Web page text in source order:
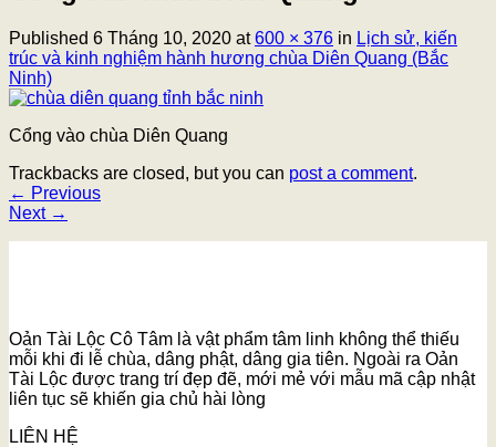
Published 6 Tháng 10, 2020 at600 × 376 in Lịch sử, kiến
trúc và kinh nghiệm hành hương chùa Diên Quang (Bắc
Ninh)
Cổng vào chùa Diên Quang
Trackbacks are closed, but you can post a comment.
← Previous
Next →
Oản Tài Lộc Cô Tâm là vật phẩm tâm linh không thể thiếu
mỗi khi đi lễ chùa, dâng phật, dâng gia tiên. Ngoài ra Oản
Tài Lộc được trang trí đẹp đẽ, mới mẻ với mẫu mã cập nhật
liên tục sẽ khiến gia chủ hài lòng
LIÊN HỆ